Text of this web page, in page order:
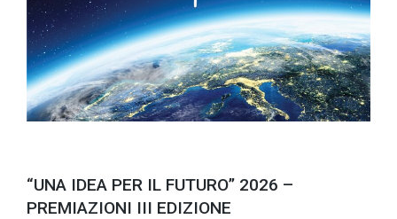
“UNA IDEA PER IL FUTURO” 2026 –
PREMIAZIONI III EDIZIONE